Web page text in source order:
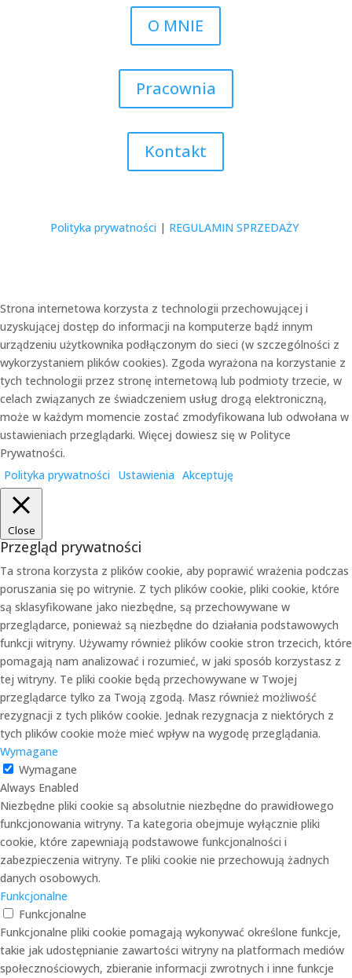
O MNIE
Pracownia
Kontakt
Polityka prywatności | REGULAMIN SPRZEDAŻY
Strona internetowa korzysta z technologii przechowującej i
uzyskującej dostęp do informacji na komputerze bądź innym
urządzeniu użytkownika podłączonym do sieci (w szczególności z
wykorzystaniem plików cookies). Zgoda wyrażona na korzystanie z
tych technologii przez stronę internetową lub podmioty trzecie, w
celach związanych ze świadczeniem usług drogą elektroniczną,
może w każdym momencie zostać zmodyfikowana lub odwołana w
ustawieniach przeglądarki. Więcej dowiesz się w Polityce
Prywatności.
Polityka prywatności
Ustawienia Akceptuję
Close
Przegląd prywatności
Ta strona korzysta z plików cookie, aby poprawić wrażenia podczas
poruszania się po witrynie. Z tych plików cookie, pliki cookie, które
są sklasyfikowane jako niezbędne, są przechowywane w
przeglądarce, ponieważ są niezbędne do działania podstawowych
funkcji witryny. Używamy również plików cookie stron trzecich, które
pomagają nam analizować i rozumieć, w jaki sposób korzystasz z
tej witryny. Te pliki cookie będą przechowywane w Twojej
przeglądarce tylko za Twoją zgodą. Masz również możliwość
rezygnacji z tych plików cookie. Jednak rezygnacja z niektórych z
tych plików cookie może mieć wpływ na wygodę przeglądania.
Wymagane
Wymagane
Always Enabled
Niezbędne pliki cookie są absolutnie niezbędne do prawidłowego
funkcjonowania witryny. Ta kategoria obejmuje wyłącznie pliki
cookie, które zapewniają podstawowe funkcjonalności i
zabezpieczenia witryny. Te pliki cookie nie przechowują żadnych
danych osobowych.
Funkcjonalne
Funkcjonalne
Funkcjonalne pliki cookie pomagają wykonywać określone funkcje,
takie jak udostępnianie zawartości witryny na platformach mediów
społecznościowych, zbieranie informacji zwrotnych i inne funkcje